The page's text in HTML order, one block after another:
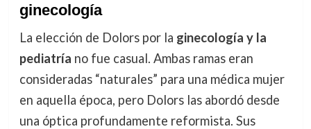
ginecología
La elección de Dolors por la ginecología y la
pediatría no fue casual. Ambas ramas eran
consideradas “naturales” para una médica mujer
en aquella época, pero Dolors las abordó desde
una óptica profundamente reformista. Sus